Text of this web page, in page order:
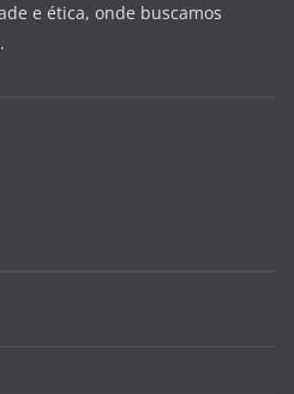
e ética, onde buscamos